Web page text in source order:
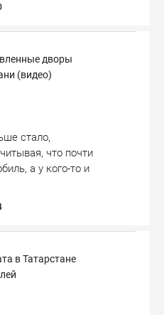
дворы
(видео)
стало,
что почти
а у кого-то и
в Татарстане